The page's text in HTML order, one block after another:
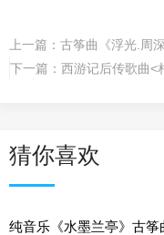
上一篇： 古筝曲《浮光.周
下一篇： 西游记后传歌曲<
猜你喜欢
纯音乐《水墨兰亭》古